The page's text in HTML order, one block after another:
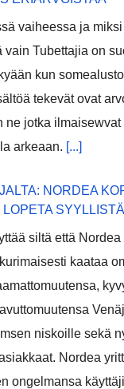
vaiheessa ja
vain Tubettajia on
kun
tekevät ovat
ne jotka ilmaisewvat
arkeaan. [...]
NORDEA
siltä että Nordea
kaataa
niskoille sekä
Nordea
ongelmansa